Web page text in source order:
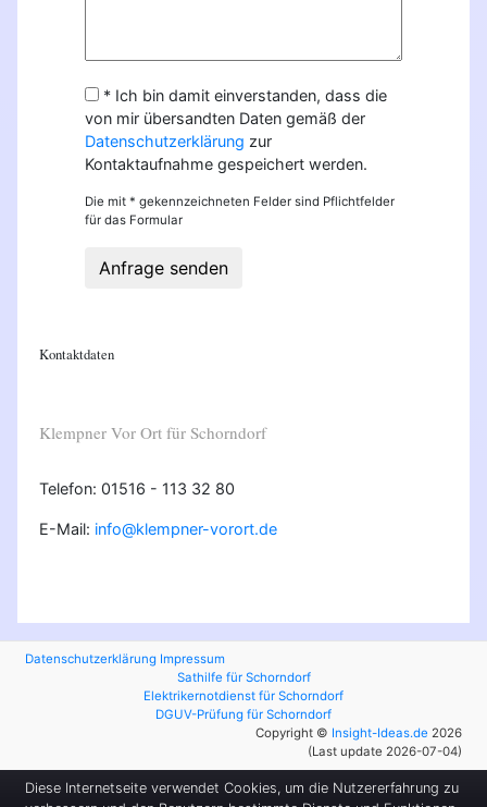
* Ich bin damit einverstanden, dass die
von mir übersandten Daten gemäß der
Datenschutzerklärung zur
Kontaktaufnahme gespeichert werden.
Die mit * gekennzeichneten Felder sind Pflichtfelder
für das Formular
Anfrage senden
Kontaktdaten
Klempner Vor Ort für Schorndorf
Telefon: 01516 - 113 32 80
E-Mail: info@klempner-vorort.de
Datenschutzerklärung Impressum
Sathilfe für Schorndorf
Elektrikernotdienst für Schorndorf
DGUV-Prüfung für Schorndorf
Copyright © Insight-Ideas.de 2026
(Last update 2026-07-04)
Diese Internetseite verwendet Cookies, um die Nutzererfahrung zu